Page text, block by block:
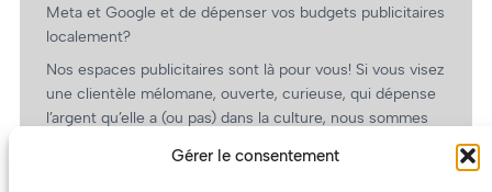
Gérer le consentement
Meta et Google et de dépenser vos budgets publicitaires
localement?
Nos espaces publicitaires sont là pour vous! Si vous visez
une clientèle mélomane, ouverte, curieuse, qui dépense
l’argent qu’elle a (ou pas) dans la culture, nous sommes